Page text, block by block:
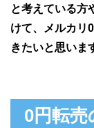
と考えている方
けて、メルカリ
きたいと思いま
0円転売